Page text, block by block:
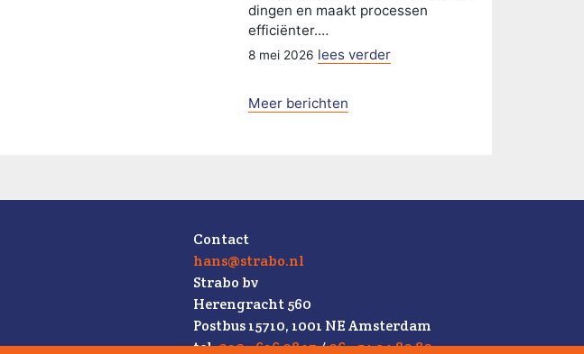
dingen en maakt processen
efficiënter.…
8 mei 2026 lees verder
Meer berichten
Contact
hans@strabo.nl
Strabo bv
Herengracht 560
Postbus 15710, 1001 NE Amsterdam
tel.020 - 626 08 17/06 - 54 34 80 80